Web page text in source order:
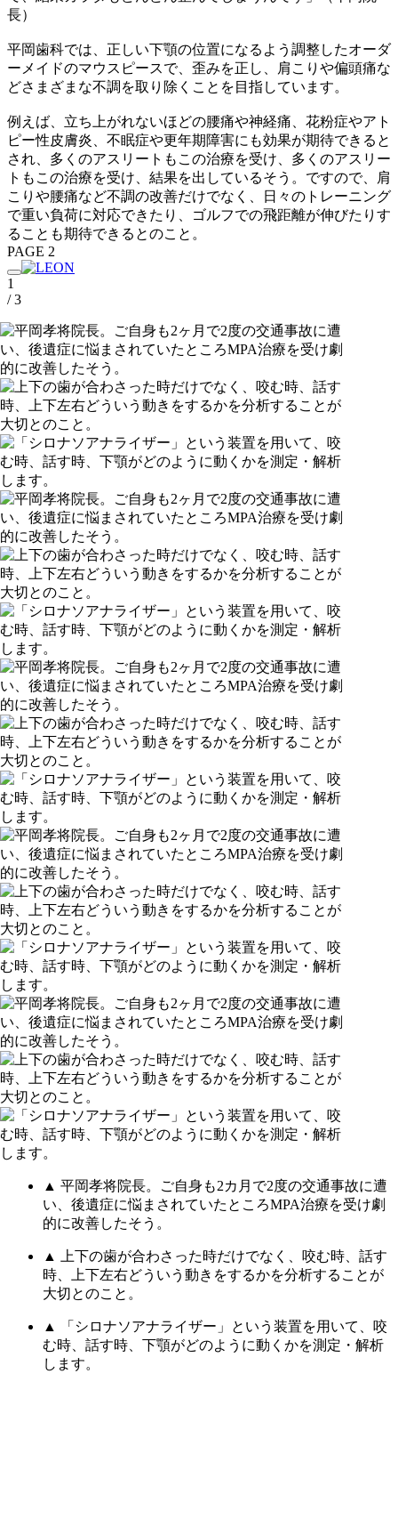
長）
平岡歯科では、正しい下顎の位置になるよう調整したオーダ
ーメイドのマウスピースで、歪みを正し、肩こりや偏頭痛な
どさまざまな不調を取り除くことを目指しています。
例えば、立ち上がれないほどの腰痛や神経痛、花粉症やアト
ピー性皮膚炎、不眠症や更年期障害にも効果が期待できると
され、多くのアスリートもこの治療を受け、多くのアスリー
トもこの治療を受け、結果を出しているそう。ですので、肩
こりや腰痛など不調の改善だけでなく、日々のトレーニング
で重い負荷に対応できたり、ゴルフでの飛距離が伸びたりす
ることも期待できるとのこと。
PAGE 2
1
/ 3
▲ 平岡孝将院長。ご自身も2カ月で2度の交通事故に遭
い、後遺症に悩まされていたところMPA治療を受け劇
的に改善したそう。
▲ 上下の歯が合わさった時だけでなく、咬む時、話す
時、上下左右どういう動きをするかを分析することが
大切とのこと。
▲ 「シロナソアナライザー」という装置を用いて、咬
む時、話す時、下顎がどのように動くかを測定・解析
します。